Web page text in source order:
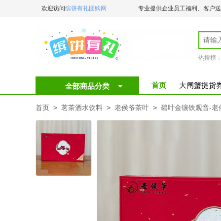
欢迎访问缤饼有礼团购网 专业提供企业员工福利、客户
热搜榜
全部商品分类 首页 大闸蟹提货
首页 > 茗茶酒水饮料 > 老侯爷茶叶 > 碧叶金镶铁观音-老